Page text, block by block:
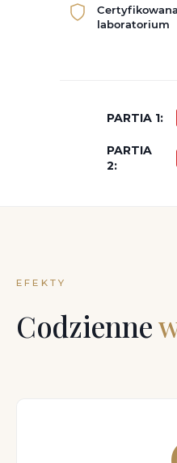
laboratorium
PARTIA 1:
PARTIA
2:
EFEKTY
Codzienne